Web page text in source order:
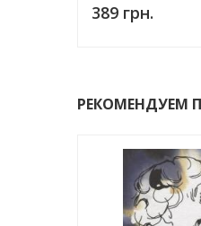
389 грн.
РЕКОМЕНДУЕМ